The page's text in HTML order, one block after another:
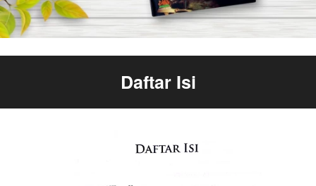
Daftar Isi